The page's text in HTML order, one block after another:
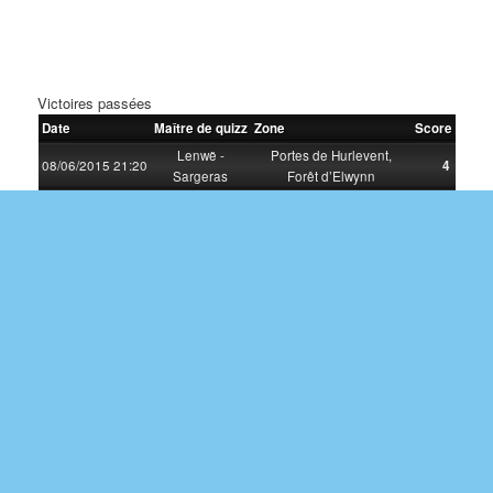
Victoires passées
Date Maître de quizz Zone Score
08/06/2015 21:20
Lenwë -
Sargeras
Portes de Hurlevent,
Forêt d’Elwynn
4